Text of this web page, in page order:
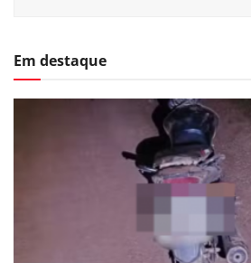
Em destaque